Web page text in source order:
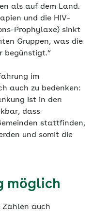
als auf dem Land.
und die HIV-
Prophylaxe) sinkt
Gruppen, was die
begünstigt.“
im
auch zu bedenken:
ist in den
dass
stattfinden,
und somit die
möglich
Zahlen auch